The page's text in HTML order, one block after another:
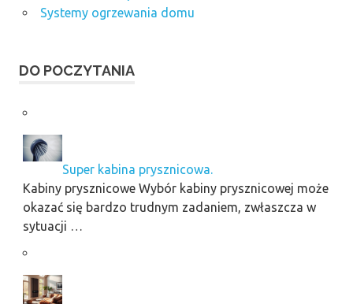
Systemy ogrzewania domu
DO POCZYTANIA
Super kabina prysznicowa.
Kabiny prysznicowe Wybór kabiny prysznicowej może
okazać się bardzo trudnym zadaniem, zwłaszcza w
sytuacji …